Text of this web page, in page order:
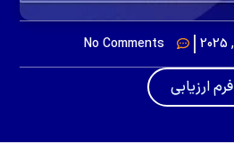
No Comments
فرم ارزیابی